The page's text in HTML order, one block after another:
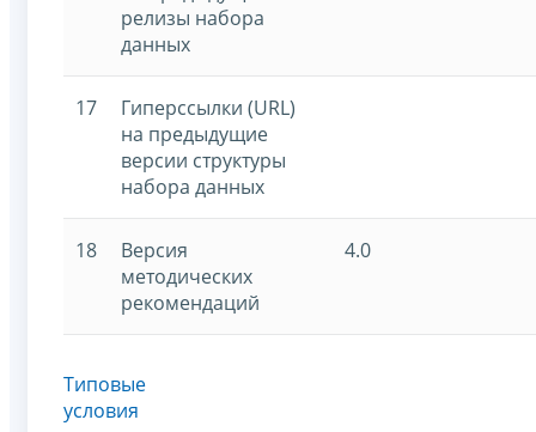
релизы набора
данных
17
Гиперссылки (URL)
на предыдущие
версии структуры
набора данных
18
Версия
методических
рекомендаций
4.0
Типовые
условия